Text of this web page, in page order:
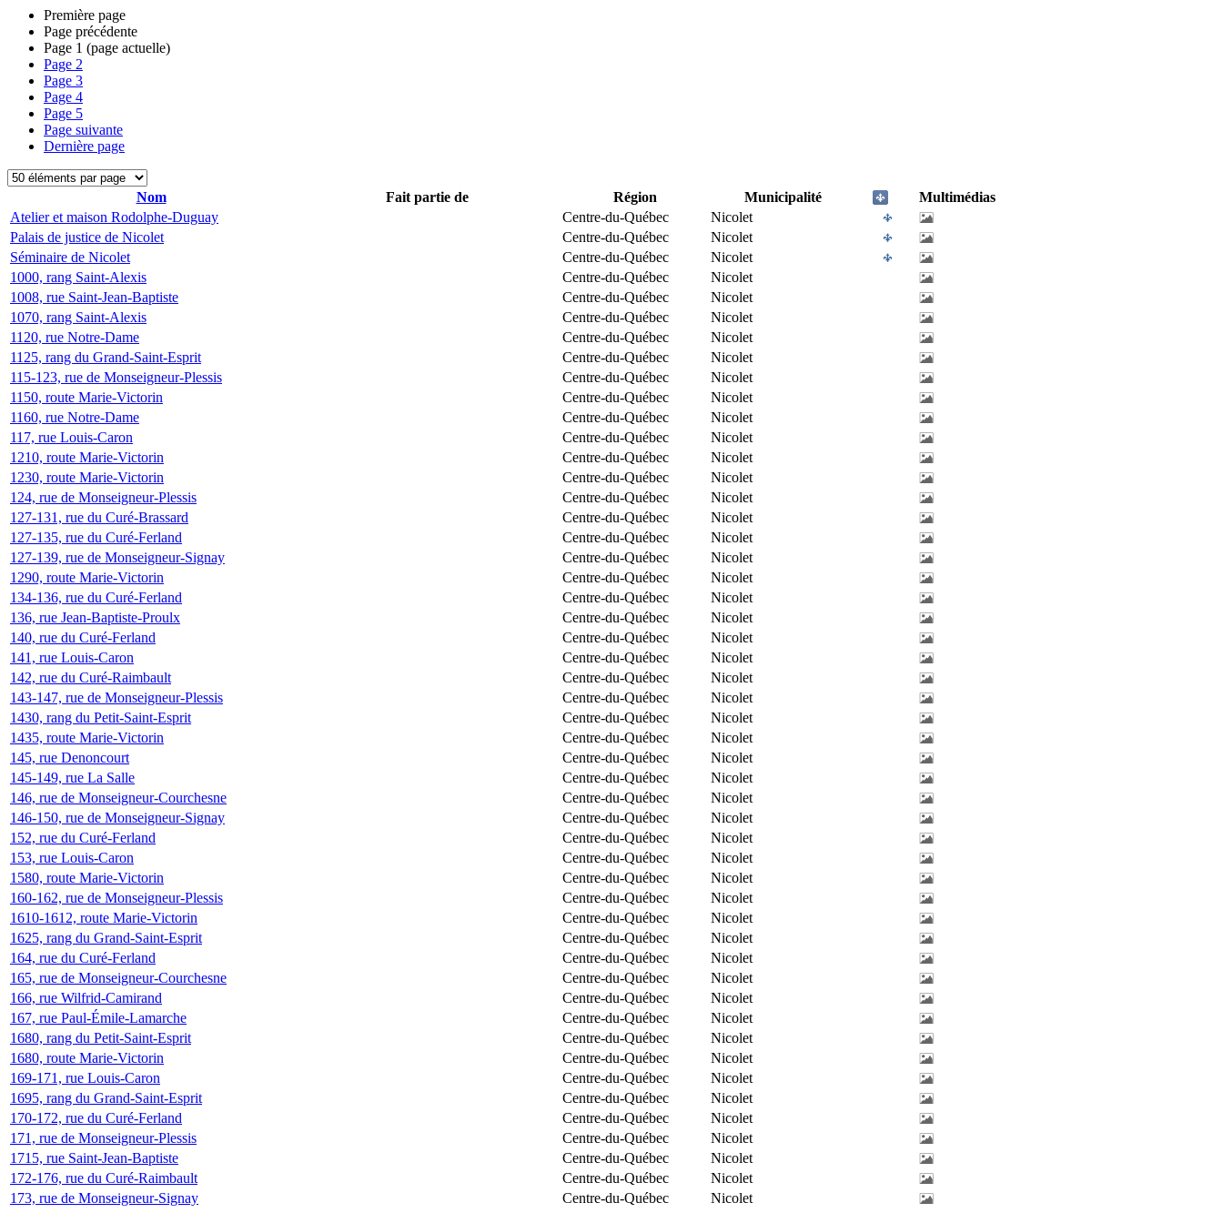
Première page
Page précédente
Page 1 (page actuelle)
Page 2
Page 3
Page 4
Page 5
Page suivante
Dernière page
Nom Fait partie de Région Municipalité
Multimédias
Atelier et maison Rodolphe-Duguay
Centre-du-Québec
Nicolet
Palais de justice de Nicolet
Centre-du-Québec
Nicolet
Séminaire de Nicolet
Centre-du-Québec
Nicolet
1000, rang Saint-Alexis
Centre-du-Québec
Nicolet
1008, rue Saint-Jean-Baptiste
Centre-du-Québec
Nicolet
1070, rang Saint-Alexis
Centre-du-Québec
Nicolet
1120, rue Notre-Dame
Centre-du-Québec
Nicolet
1125, rang du Grand-Saint-Esprit
Centre-du-Québec
Nicolet
115-123, rue de Monseigneur-Plessis
Centre-du-Québec
Nicolet
1150, route Marie-Victorin
Centre-du-Québec
Nicolet
1160, rue Notre-Dame
Centre-du-Québec
Nicolet
117, rue Louis-Caron
Centre-du-Québec
Nicolet
1210, route Marie-Victorin
Centre-du-Québec
Nicolet
1230, route Marie-Victorin
Centre-du-Québec
Nicolet
124, rue de Monseigneur-Plessis
Centre-du-Québec
Nicolet
127-131, rue du Curé-Brassard
Centre-du-Québec
Nicolet
127-135, rue du Curé-Ferland
Centre-du-Québec
Nicolet
127-139, rue de Monseigneur-Signay
Centre-du-Québec
Nicolet
1290, route Marie-Victorin
Centre-du-Québec
Nicolet
134-136, rue du Curé-Ferland
Centre-du-Québec
Nicolet
136, rue Jean-Baptiste-Proulx
Centre-du-Québec
Nicolet
140, rue du Curé-Ferland
Centre-du-Québec
Nicolet
141, rue Louis-Caron
Centre-du-Québec
Nicolet
142, rue du Curé-Raimbault
Centre-du-Québec
Nicolet
143-147, rue de Monseigneur-Plessis
Centre-du-Québec
Nicolet
1430, rang du Petit-Saint-Esprit
Centre-du-Québec
Nicolet
1435, route Marie-Victorin
Centre-du-Québec
Nicolet
145, rue Denoncourt
Centre-du-Québec
Nicolet
145-149, rue La Salle
Centre-du-Québec
Nicolet
146, rue de Monseigneur-Courchesne
Centre-du-Québec
Nicolet
146-150, rue de Monseigneur-Signay
Centre-du-Québec
Nicolet
152, rue du Curé-Ferland
Centre-du-Québec
Nicolet
153, rue Louis-Caron
Centre-du-Québec
Nicolet
1580, route Marie-Victorin
Centre-du-Québec
Nicolet
160-162, rue de Monseigneur-Plessis
Centre-du-Québec
Nicolet
1610-1612, route Marie-Victorin
Centre-du-Québec
Nicolet
1625, rang du Grand-Saint-Esprit
Centre-du-Québec
Nicolet
164, rue du Curé-Ferland
Centre-du-Québec
Nicolet
165, rue de Monseigneur-Courchesne
Centre-du-Québec
Nicolet
166, rue Wilfrid-Camirand
Centre-du-Québec
Nicolet
167, rue Paul-Émile-Lamarche
Centre-du-Québec
Nicolet
1680, rang du Petit-Saint-Esprit
Centre-du-Québec
Nicolet
1680, route Marie-Victorin
Centre-du-Québec
Nicolet
169-171, rue Louis-Caron
Centre-du-Québec
Nicolet
1695, rang du Grand-Saint-Esprit
Centre-du-Québec
Nicolet
170-172, rue du Curé-Ferland
Centre-du-Québec
Nicolet
171, rue de Monseigneur-Plessis
Centre-du-Québec
Nicolet
1715, rue Saint-Jean-Baptiste
Centre-du-Québec
Nicolet
172-176, rue du Curé-Raimbault
Centre-du-Québec
Nicolet
173, rue de Monseigneur-Signay
Centre-du-Québec Nicolet